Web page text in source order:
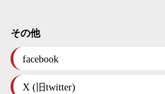
その他
facebook
X (旧twitter)